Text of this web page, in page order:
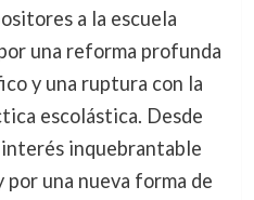
a la escuela
una reforma profunda
y una ruptura con la
escolástica. Desde
inquebrantable
una nueva forma de